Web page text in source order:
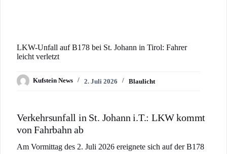
LKW-Unfall auf B178 bei St. Johann in Tirol: Fahrer
leicht verletzt
Kufstein News 2. Juli 2026 Blaulicht
Verkehrsunfall in St. Johann i.T.: LKW kommt
von Fahrbahn ab
Am Vormittag des 2. Juli 2026 ereignete sich auf der B178